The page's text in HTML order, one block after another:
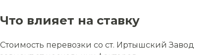
Что влияет на ставку
Стоимость перевозки со ст. Иртышский Завод